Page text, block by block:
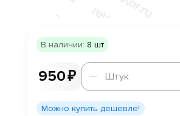
В наличии: 8 шт
950 ₽
Штук
Штук
Можно купить дешевле!